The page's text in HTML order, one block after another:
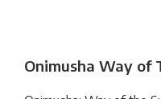
Onimusha Way of